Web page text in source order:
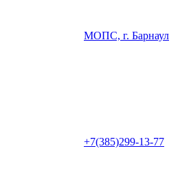
МОПС, г. Барнаул
+7(385)299-13-77